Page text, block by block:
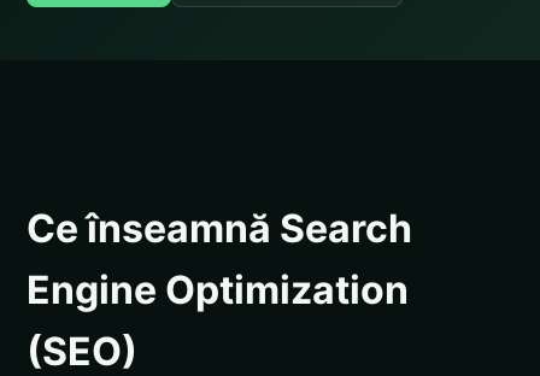
Ce înseamnă Search
Engine Optimization
(SEO)